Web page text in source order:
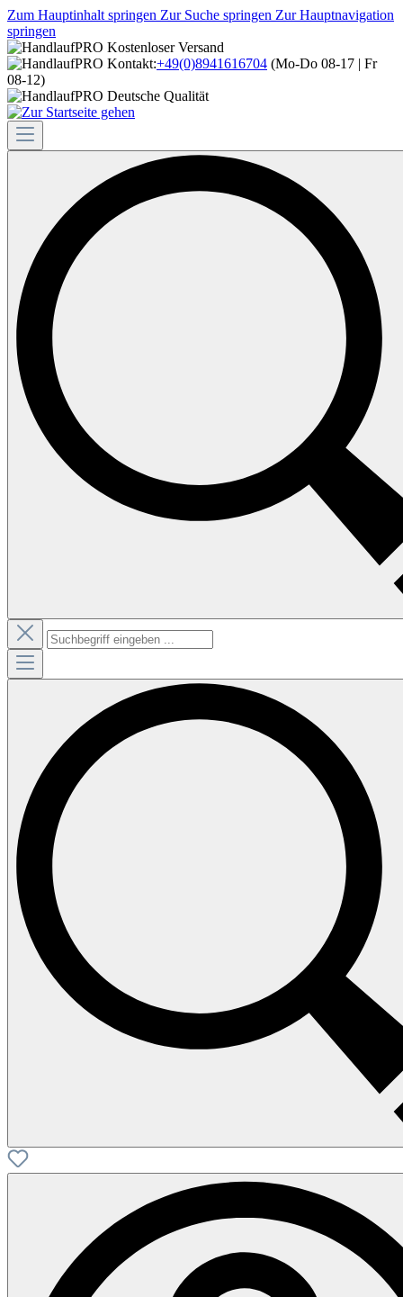
Zum Hauptinhalt springen Zur Suche springen Zur Hauptnavigation
springen
Kostenloser Versand
Kontakt:+49(0)8941616704 (Mo-Do 08-17 | Fr
08-12)
Deutsche Qualität